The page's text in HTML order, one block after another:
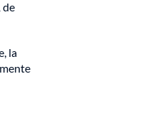
de
la